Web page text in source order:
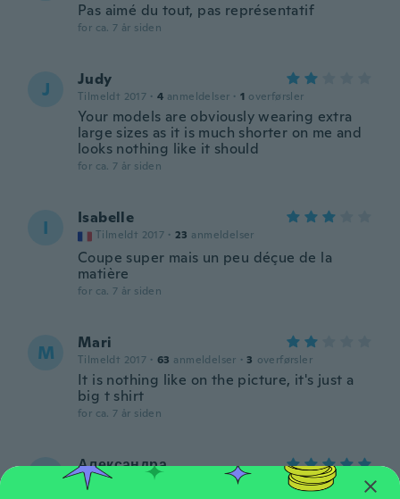
Pas aimé du tout, pas représentatif
for ca. 7 år siden
J Judy
Tilmeldt 2017 · 4 anmeldelser · 1 overførsler
Your models are obviously wearing extra
large sizes as it is much shorter on me and
looks nothing like it should
for ca. 7 år siden
I Isabelle
Tilmeldt 2017 · 23 anmeldelser
Coupe super mais un peu déçue de la
matière
for ca. 7 år siden
M Mari
Tilmeldt 2017 · 63 anmeldelser · 3 overførsler
It is nothing like on the picture, it's just a
big t shirt
for ca. 7 år siden
Александра
Tilmeldt 2017 anmeldelser
overførsler